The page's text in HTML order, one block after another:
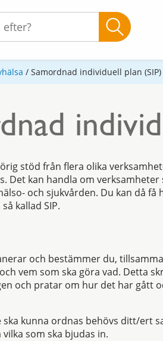
/ Samordnad individuell plan (SIP)
stöd från flera olika
Det kan handla om
och sjukvården. Du kan då
kallad SIP.
och bestämmer du,
vem som ska göra vad. Detta
och pratar om hur det har gått
ska kunna ordnas behövs ditt/ert
som ska bjudas in.